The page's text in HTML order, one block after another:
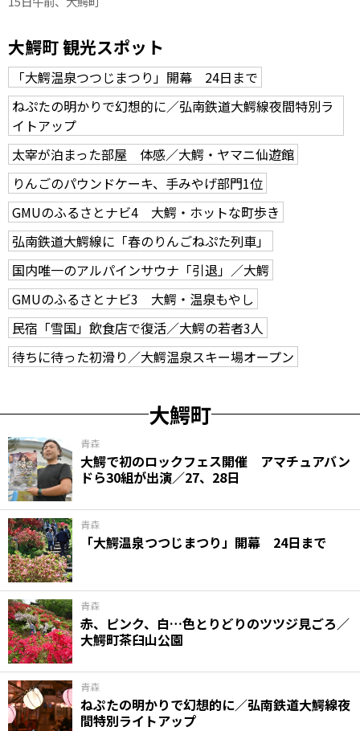
大鰐町 観光スポット
「大鰐温泉つつじまつり」開幕 24日まで
ねぷたの明かりで幻想的に／弘南鉄道大鰐線夜間特別ラ
イトアップ
太宰が泊まった部屋 体感／大鰐・ヤマニ仙遊館
りんごのパウンドケーキ、手みやげ部門1位
GMUのふるさとナビ4 大鰐・ホットな町歩き
弘南鉄道大鰐線に「春のりんごねぷた列車」
国内唯一のアルパインサウナ「引退」／大鰐
GMUのふるさとナビ3 大鰐・温泉もやし
民宿「雪国」飲食店で復活／大鰐の若者3人
待ちに待った初滑り／大鰐温泉スキー場オープン
大鰐町
青森
大鰐で初のロックフェス開催 アマチュアバン
ドら30組が出演／27、28日
青森
「大鰐温泉つつじまつり」開幕 24日まで
青森
赤、ピンク、白…色とりどりのツツジ見ごろ／
大鰐町茶臼山公園
青森
ねぷたの明かりで幻想的に／弘南鉄道大鰐線夜
間特別ライトアップ